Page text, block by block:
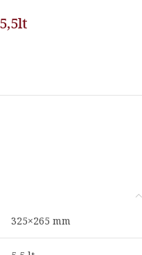
325×265 mm